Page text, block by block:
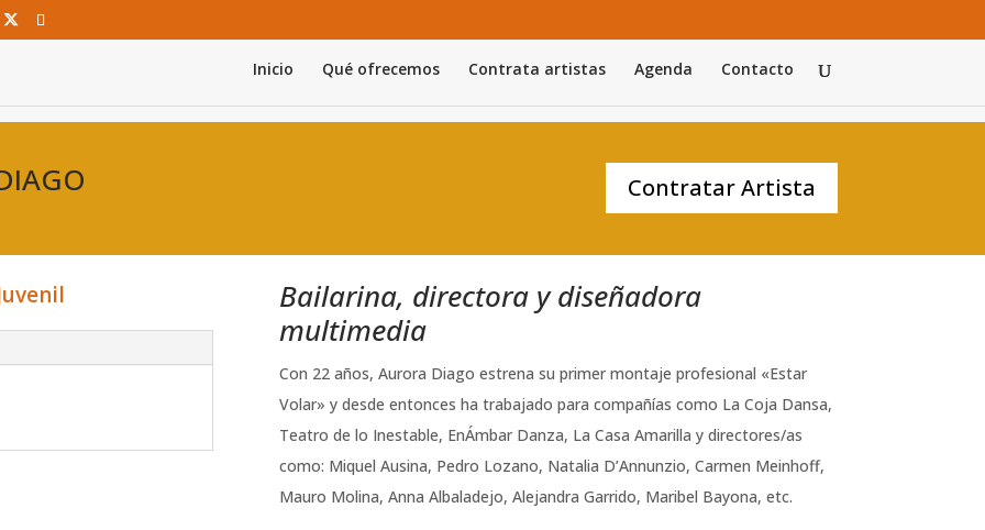
Inicio Qué ofrecemos Contrata artistas Agenda Contacto
Contratar Artista
Bailarina, directora y diseñadora
multimedia
Con 22 años, Aurora Diago estrena su primer montaje profesional «Estar
Volar» y desde entonces ha trabajado para compañías como La Coja Dansa,
Teatro de lo Inestable, EnÁmbar Danza, La Casa Amarilla y directores/as
como: Miquel Ausina, Pedro Lozano, Natalia D’Annunzio, Carmen Meinhoff,
Mauro Molina, Anna Albaladejo, Alejandra Garrido, Maribel Bayona, etc.